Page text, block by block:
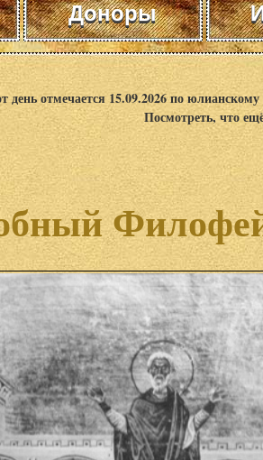
Доноры
день отмечается 15.09.2026 по
Посмотреть, что